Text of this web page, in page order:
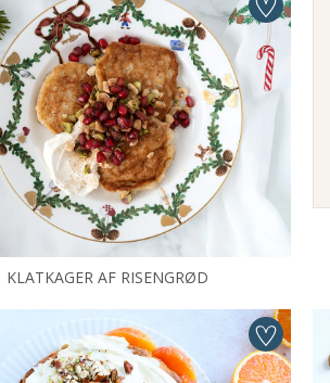
KLATKAGER AF RISENGRØD